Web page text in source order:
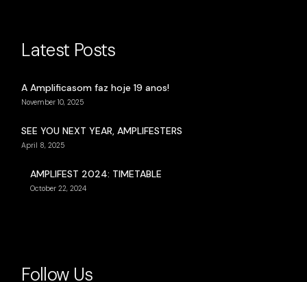
Latest Posts
A Amplificasom faz hoje 19 anos!
November 10, 2025
SEE YOU NEXT YEAR, AMPLIFESTERS
April 8, 2025
AMPLIFEST 2024: TIMETABLE
October 22, 2024
Follow Us